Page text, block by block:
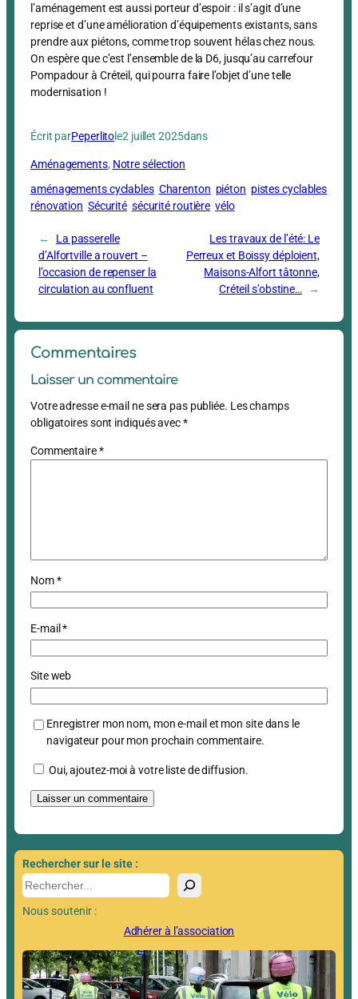
l’aménagement est aussi porteur d’espoir : il s’agit d’une
reprise et d’une amélioration d’équipements existants, sans
prendre aux piétons, comme trop souvent hélas chez nous.
On espère que c’est l’ensemble de la D6, jusqu’au carrefour
Pompadour à Créteil, qui pourra faire l’objet d’une telle
modernisation !
Écrit parPeperlitole2 juillet 2025dans
Aménagements, Notre sélection
aménagements cyclables Charenton piéton pistes cyclables
rénovation Sécurité sécurité routière vélo
←
La passerelle
d’Alfortville a rouvert –
l’occasion de repenser la
circulation au confluent
Les travaux de l’été: Le
Perreux et Boissy déploient,
Maisons-Alfort tâtonne,
Créteil s’obstine…
→
Commentaires
Laisser un commentaire
Votre adresse e-mail ne sera pas publiée. Les champs
obligatoires sont indiqués avec*
Commentaire*
Nom*
E-mail*
Site web
Enregistrer mon nom, mon e-mail et mon site dans le
navigateur pour mon prochain commentaire.
Oui, ajoutez-moi à votre liste de diffusion.
t
e
r
n
i
v
e
Rechercher sur le site :
R
e
c
e
c
Nous soutenir :
Adhérer à l’association